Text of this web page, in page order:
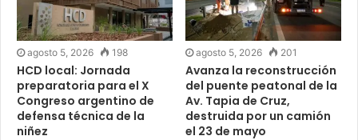
agosto 5, 2026 198
HCD local: Jornada
preparatoria para el X
Congreso argentino de
defensa técnica de la
niñez
agosto 5, 2026 201
Avanza la reconstrucción
del puente peatonal de la
Av. Tapia de Cruz,
destruida por un camión
el 23 de mayo